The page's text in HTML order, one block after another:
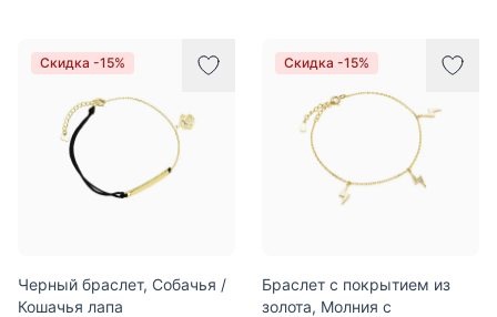
Скидка -15%
Черный браслет, Собачья /
Кошачья лапа
Скидка -15%
Браслет с покрытием из
золота, Молния с